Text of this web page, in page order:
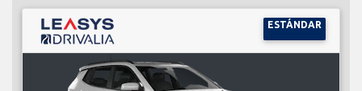
ESTÁNDAR